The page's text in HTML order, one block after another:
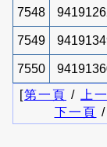
7548
7549
7550
[第一頁 / 上
下一頁 /